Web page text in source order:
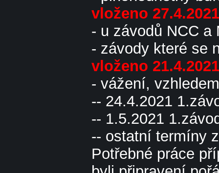
vloženo
- u závodů NCC
- závody které se
vloženo
- vážení,
-- 24.4.2021
-- 1.5.2021
-- ostatní termíny
Potřebné práce